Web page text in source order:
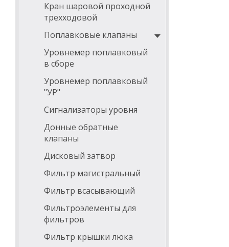
Кран шаровой проходной
трехходовой
Поплавковые клапаны
Уровнемер поплавковый
в сборе
Уровнемер поплавковый
"УР"
Сигнализаторы уровня
Донные обратные
клапаны
Дисковый затвор
Фильтр магистральный
Фильтр всасывающий
Фильтроэлементы для
фильтров
Фильтр крышки люка